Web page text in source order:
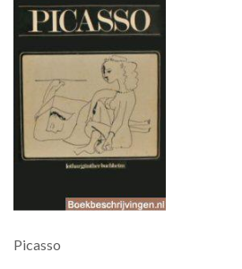
Picasso